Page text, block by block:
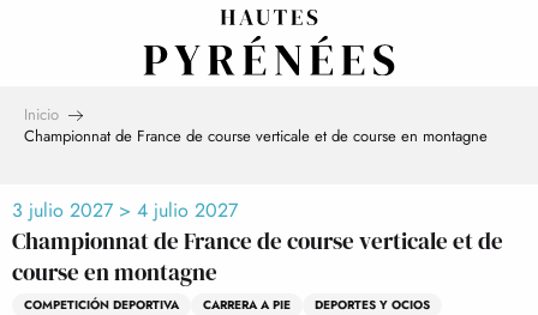
Inicio
Championnat de France de course verticale et de course en montagne
3 julio 2027 > 4 julio 2027
Championnat de France de course verticale et de
course en montagne
COMPETICIÓN DEPORTIVA CARRERA A PIE DEPORTES Y OCIOS